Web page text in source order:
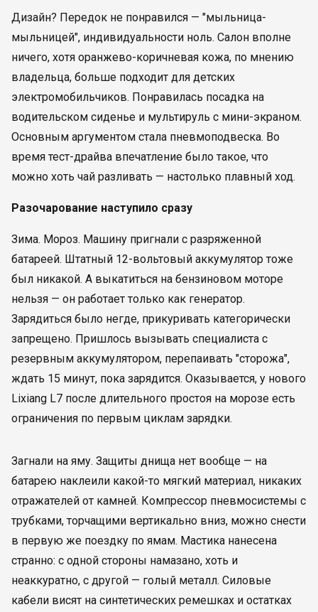
Дизайн? Передок не понравился — "мыльница-
мыльницей", индивидуальности ноль. Салон вполне
ничего, хотя оранжево-коричневая кожа, по мнению
владельца, больше подходит для детских
электромобильчиков. Понравилась посадка на
водительском сиденье и мультируль с мини-экраном.
Основным аргументом стала пневмоподвеска. Во
время тест-драйва впечатление было такое, что
можно хоть чай разливать — настолько плавный ход.
Разочарование наступило сразу
Зима. Мороз. Машину пригнали с разряженной
батареей. Штатный 12-вольтовый аккумулятор тоже
был никакой. А выкатиться на бензиновом моторе
нельзя — он работает только как генератор.
Зарядиться было негде, прикуривать категорически
запрещено. Пришлось вызывать специалиста с
резервным аккумулятором, перепаивать "сторожа",
ждать 15 минут, пока зарядится. Оказывается, у нового
Lixiang L7 после длительного простоя на морозе есть
ограничения по первым циклам зарядки.
Загнали на яму. Защиты днища нет вообще — на
батарею наклеили какой-то мягкий материал, никаких
отражателей от камней. Компрессор пневмосистемы с
трубками, торчащими вертикально вниз, можно снести
в первую же поездку по ямам. Мастика нанесена
странно: с одной стороны намазано, хоть и
неаккуратно, с другой — голый металл. Силовые
кабели висят на синтетических ремешках и остатках